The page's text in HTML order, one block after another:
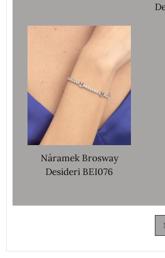
Náramek Brosway
Desideri BEI076